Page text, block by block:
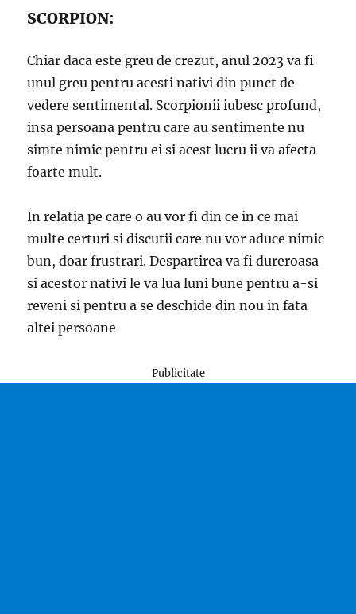
SCORPION:
Chiar daca este greu de crezut, anul 2023 va fi
unul greu pentru acesti nativi din punct de
vedere sentimental. Scorpionii iubesc profund,
insa persoana pentru care au sentimente nu
simte nimic pentru ei si acest lucru ii va afecta
foarte mult.
In relatia pe care o au vor fi din ce in ce mai
multe certuri si discutii care nu vor aduce nimic
bun, doar frustrari. Despartirea va fi dureroasa
si acestor nativi le va lua luni bune pentru a-si
reveni si pentru a se deschide din nou in fata
altei persoane
Publicitate